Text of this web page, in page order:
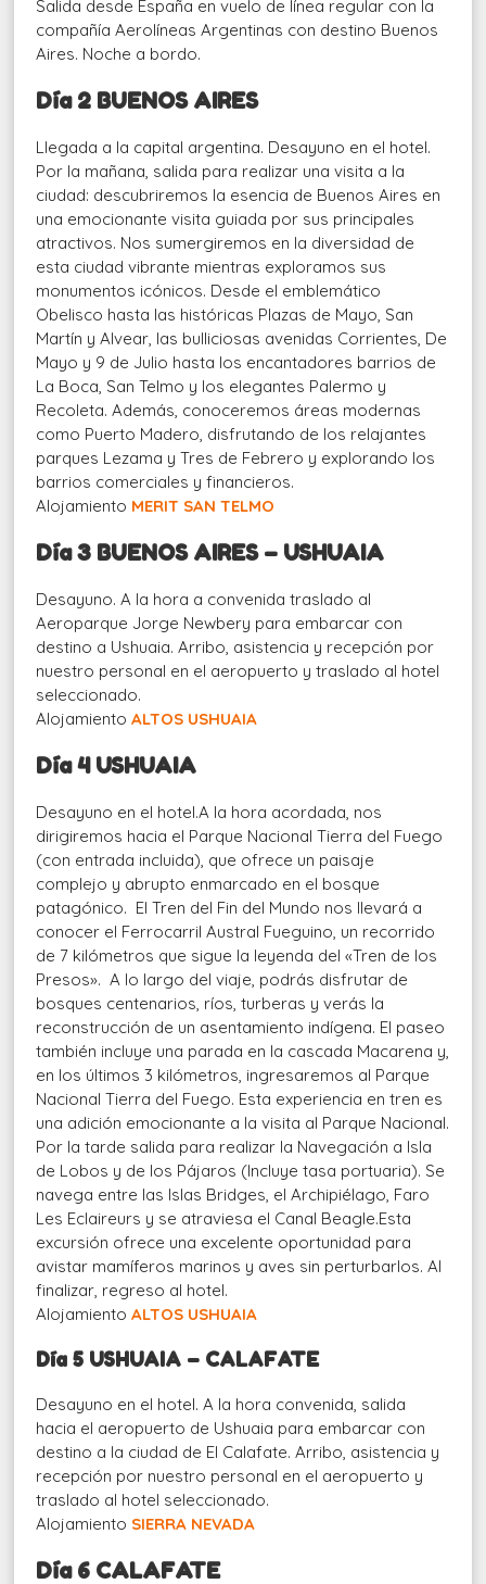
Salida desde España en vuelo de línea regular con la
compañía Aerolíneas Argentinas con destino Buenos
Aires. Noche a bordo.
Día 2 BUENOS AIRES
Llegada a la capital argentina. Desayuno en el hotel.
Por la mañana, salida para realizar una visita a la
ciudad: descubriremos la esencia de Buenos Aires en
una emocionante visita guiada por sus principales
atractivos. Nos sumergiremos en la diversidad de
esta ciudad vibrante mientras exploramos sus
monumentos icónicos. Desde el emblemático
Obelisco hasta las históricas Plazas de Mayo, San
Martín y Alvear, las bulliciosas avenidas Corrientes, De
Mayo y 9 de Julio hasta los encantadores barrios de
La Boca, San Telmo y los elegantes Palermo y
Recoleta. Además, conoceremos áreas modernas
como Puerto Madero, disfrutando de los relajantes
parques Lezama y Tres de Febrero y explorando los
barrios comerciales y financieros.
Alojamiento MERIT SAN TELMO
Día 3 BUENOS AIRES – USHUAIA
Desayuno. A la hora a convenida traslado al
Aeroparque Jorge Newbery para embarcar con
destino a Ushuaia. Arribo, asistencia y recepción por
nuestro personal en el aeropuerto y traslado al hotel
seleccionado.
AlojamientoALTOS USHUAIA
Día 4 USHUAIA
Desayuno en el hotel.A la hora acordada, nos
dirigiremos hacia el Parque Nacional Tierra del Fuego
(con entrada incluida), que ofrece un paisaje
complejo y abrupto enmarcado en el bosque
patagónico. El Tren del Fin del Mundo nos llevará a
conocer el Ferrocarril Austral Fueguino, un recorrido
de 7 kilómetros que sigue la leyenda del «Tren de los
Presos». A lo largo del viaje, podrás disfrutar de
bosques centenarios, ríos, turberas y verás la
reconstrucción de un asentamiento indígena. El paseo
también incluye una parada en la cascada Macarena y,
en los últimos 3 kilómetros, ingresaremos al Parque
Nacional Tierra del Fuego. Esta experiencia en tren es
una adición emocionante a la visita al Parque Nacional.
Por la tarde salida para realizar la Navegación a Isla
de Lobos y de los Pájaros (Incluye tasa portuaria). Se
navega entre las Islas Bridges, el Archipiélago, Faro
Les Eclaireurs y se atraviesa el Canal Beagle.Esta
excursión ofrece una excelente oportunidad para
avistar mamíferos marinos y aves sin perturbarlos. Al
finalizar, regreso al hotel.
AlojamientoALTOS USHUAIA
Día 5 USHUAIA – CALAFATE
Desayuno en el hotel. A la hora convenida, salida
hacia el aeropuerto de Ushuaia para embarcar con
destino a la ciudad de El Calafate. Arribo, asistencia y
recepción por nuestro personal en el aeropuerto y
traslado al hotel seleccionado.
Alojamiento SIERRA NEVADA
Día 6 CALAFATE